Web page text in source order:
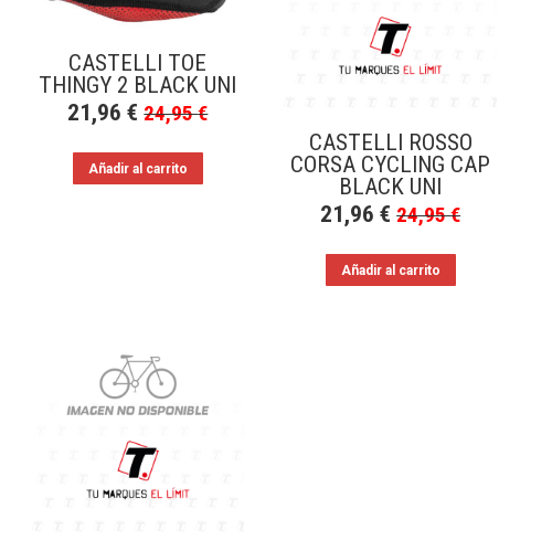
CASTELLI TOE
THINGY 2 BLACK UNI
21,96€ 24,95€
Añadir al carrito
CASTELLI ROSSO
CORSA CYCLING CAP
BLACK UNI
21,96€ 24,95€
Añadir al carrito